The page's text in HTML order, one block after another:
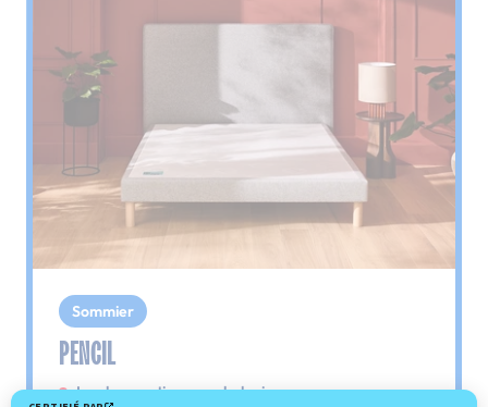
Sommier
PENCIL
Le plus : soutien morphologique